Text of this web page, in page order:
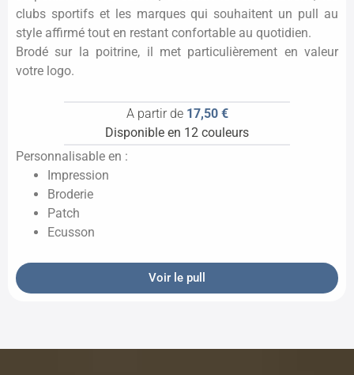
clubs sportifs et les marques qui souhaitent un pull au
style affirmé tout en restant confortable au quotidien.
Brodé sur la poitrine, il met particulièrement en valeur
votre logo.
A partir de 17,50 €
Disponible en 12 couleurs
Personnalisable en :
Impression
Broderie
Patch
Ecusson
Voir le pull